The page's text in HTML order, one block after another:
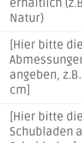
erhältlich
Natur)
[Hier bitte
angeben,
cm]
[Hier bitte
Schubladen